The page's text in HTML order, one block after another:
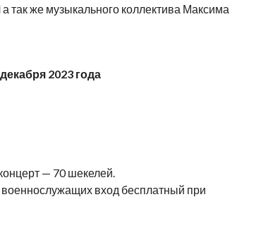
так же музыкального коллектива Максима
2023 года
— 70 шекелей.
вход бесплатный при